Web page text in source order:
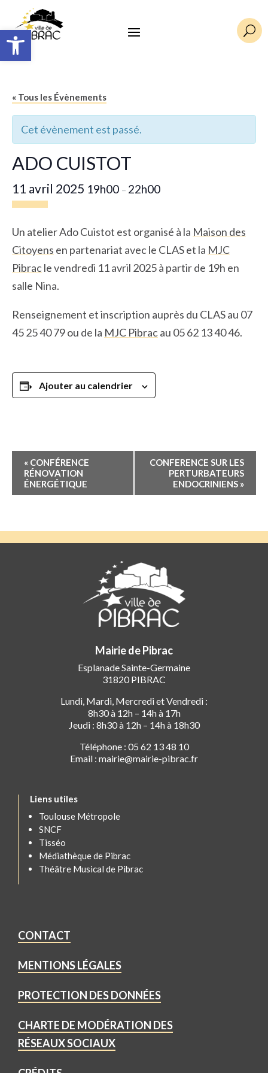
Ouvrir la barre d’outils U
« Tous les Évènements
Cet évènement est passé.
ADO CUISTOT
11 avril 2025 19h00 – 22h00
Un atelier Ado Cuistot est organisé à la Maison des
Citoyens en partenariat avec le CLAS et la MJC
Pibracle vendredi 11 avril 2025 à partir de 19h en
salle Nina.
Renseignement et inscription auprès du CLAS au 07
45 25 40 79 ou de la MJC Pibracau 05 62 13 40 46.
Ajouter au calendrier
Navigation
Évènement
« CONFÉRENCE
RÉNOVATION
ÉNERGÉTIQUE
CONFERENCE SUR LES
PERTURBATEURS
ENDOCRINIENS »
Mairie de Pibrac
Esplanade Sainte-Germaine
31820 PIBRAC
Lundi, Mardi, Mercredi et Vendredi :
8h30 à 12h – 14h à 17h
Jeudi : 8h30 à 12h – 14h à 18h30
Téléphone : 05 62 13 48 10
Email : mairie@mairie-pibrac.fr
Liens utiles
Toulouse Métropole
SNCF
Tisséo
Médiathèque de Pibrac
Théâtre Musical de Pibrac
CONTACT
MENTIONS LÉGALES
PROTECTION DES DONNÉES
CHARTE DE MODÉRATION DES
RÉSEAUX SOCIAUX